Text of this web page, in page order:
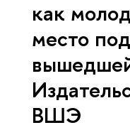
как
место
ВШЭ